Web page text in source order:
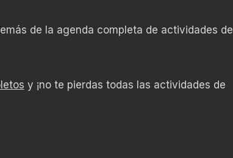
de la agenda completa de actividades de
y ¡no te pierdas todas las actividades de